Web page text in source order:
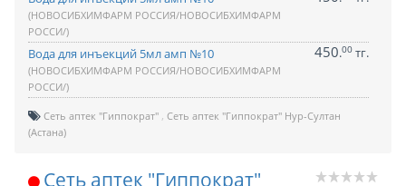
(НОВОСИБХИМФАРМ РОССИЯ/НОВОСИБХИМФАРМ
РОССИ/)
Вода для инъекций 5мл амп №10
(НОВОСИБХИМФАРМ РОССИЯ/НОВОСИБХИМФАРМ
РОССИ/)
450.00 тг.
Сеть аптек "Гиппократ" Сеть аптек "Гиппократ" Нур-Султан
(Астана)
Сеть аптек "Гиппократ"